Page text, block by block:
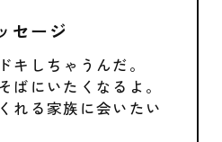
セージ
キしちゃうんだ。
ばにいたくなるよ。
れる家族に会いたい